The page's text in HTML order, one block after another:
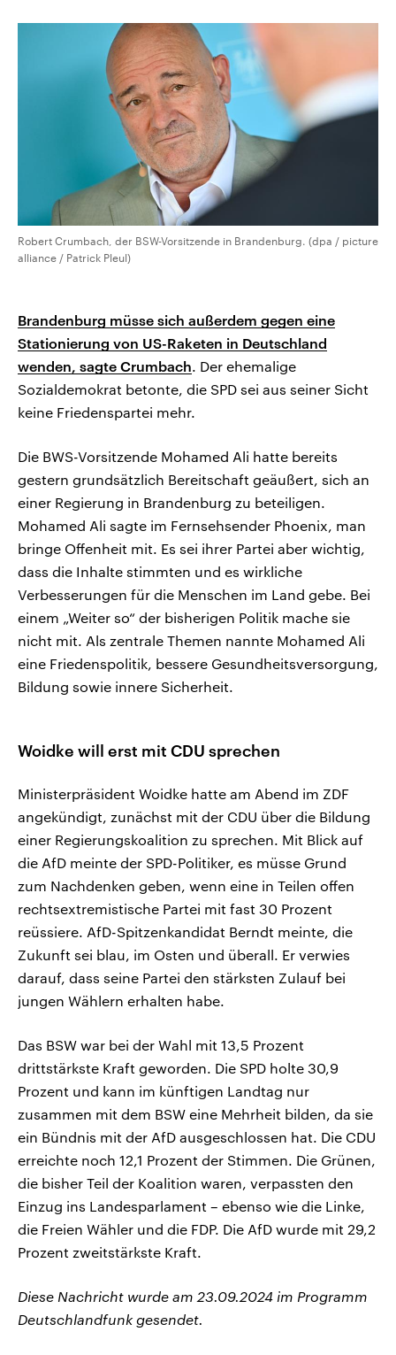
Robert Crumbach, der BSW-Vorsitzende in Brandenburg. (dpa / picture
alliance / Patrick Pleul)
Brandenburg müsse sich außerdem gegen eine
Stationierung von US-Raketen in Deutschland
wenden, sagte Crumbach. Der ehemalige
Sozialdemokrat betonte, die SPD sei aus seiner Sicht
keine Friedenspartei mehr.
Die BWS-Vorsitzende Mohamed Ali hatte bereits
gestern grundsätzlich Bereitschaft geäußert, sich an
einer Regierung in Brandenburg zu beteiligen.
Mohamed Ali sagte im Fernsehsender Phoenix, man
bringe Offenheit mit. Es sei ihrer Partei aber wichtig,
dass die Inhalte stimmten und es wirkliche
Verbesserungen für die Menschen im Land gebe. Bei
einem „Weiter so“ der bisherigen Politik mache sie
nicht mit. Als zentrale Themen nannte Mohamed Ali
eine Friedenspolitik, bessere Gesundheitsversorgung,
Bildung sowie innere Sicherheit.
Woidke will erst mit CDU sprechen
Ministerpräsident Woidke hatte am Abend im ZDF
angekündigt, zunächst mit der CDU über die Bildung
einer Regierungskoalition zu sprechen. Mit Blick auf
die AfD meinte der SPD-Politiker, es müsse Grund
zum Nachdenken geben, wenn eine in Teilen offen
rechtsextremistische Partei mit fast 30 Prozent
reüssiere. AfD-Spitzenkandidat Berndt meinte, die
Zukunft sei blau, im Osten und überall. Er verwies
darauf, dass seine Partei den stärksten Zulauf bei
jungen Wählern erhalten habe.
Das BSW war bei der Wahl mit 13,5 Prozent
drittstärkste Kraft geworden. Die SPD holte 30,9
Prozent und kann im künftigen Landtag nur
zusammen mit dem BSW eine Mehrheit bilden, da sie
ein Bündnis mit der AfD ausgeschlossen hat. Die CDU
erreichte noch 12,1 Prozent der Stimmen. Die Grünen,
die bisher Teil der Koalition waren, verpassten den
Einzug ins Landesparlament – ebenso wie die Linke,
die Freien Wähler und die FDP. Die AfD wurde mit 29,2
Prozent zweitstärkste Kraft.
Diese Nachricht wurde am 23.09.2024 im Programm
Deutschlandfunk gesendet.